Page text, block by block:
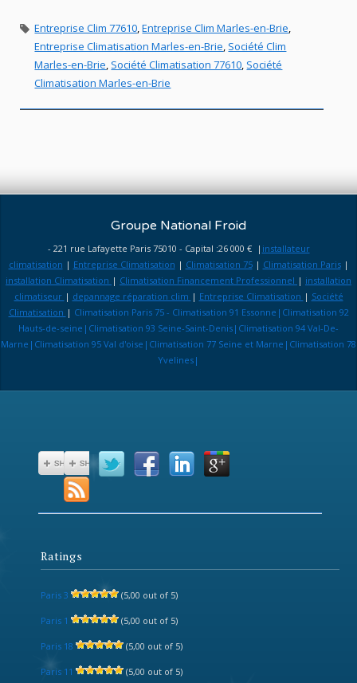
Entreprise Clim 77610,Entreprise Clim Marles-en-Brie,
Entreprise Climatisation Marles-en-Brie, Société Clim
Marles-en-Brie, Société Climatisation 77610, Société
Climatisation Marles-en-Brie
Groupe National Froid
- 221 rue Lafayette Paris 75010 - Capital :26 000 € | installateur
climatisation | Entreprise Climatisation | Climatisation 75| Climatisation Paris|
installation Climatisation | Climatisation Financement Professionnel | installation
climatiseur | depannage réparation clim | Entreprise Climatisation | Société
Climatisation | Climatisation Paris 75 - Climatisation 91 Essonne|Climatisation 92
Hauts-de-seine|Climatisation 93 Seine-Saint-Denis|Climatisation 94 Val-De-
Marne|Climatisation 95 Val d'oise|Climatisation 77 Seine et Marne|Climatisation 78
Yvelines|
Ratings
Paris 3 (5,00 out of 5)
Paris 1 (5,00 out of 5)
Paris 18 (5,00 out of 5)
Paris 11 (5,00 out of 5)